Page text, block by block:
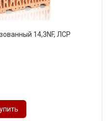
14,3NF, ЛСР